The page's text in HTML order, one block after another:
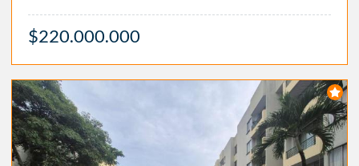
$220.000.000